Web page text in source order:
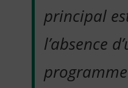
principal
l’absence